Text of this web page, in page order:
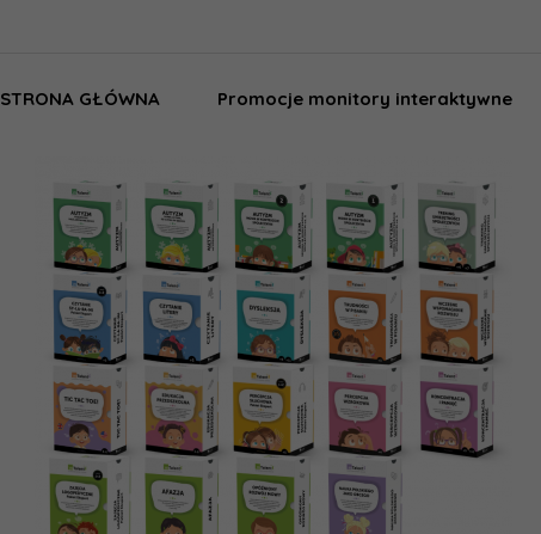
STRONA GŁÓWNA Promocje monitory interaktywne